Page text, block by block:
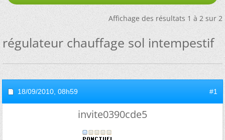
Affichage des résultats 1 à 2 sur 2
régulateur chauffage sol intempestif
18/09/2010, 08h59 #1
invite0390cde5